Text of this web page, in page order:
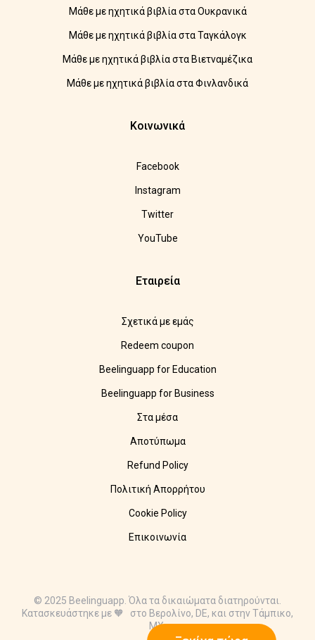
Μάθε με ηχητικά βιβλία στα Ουκρανικά
Μάθε με ηχητικά βιβλία στα Ταγκάλογκ
Μάθε με ηχητικά βιβλία στα Βιετναμέζικα
Μάθε με ηχητικά βιβλία στα Φινλανδικά
Κοινωνικά
Facebook
Instagram
Twitter
YouTube
Εταιρεία
Σχετικά με εμάς
Redeem coupon
Beelinguapp for Education
Beelinguapp for Business
Στα μέσα
Αποτύπωμα
Refund Policy
Πολιτική Απορρήτου
Cookie Policy
Επικοινωνία
© 2025 Beelinguapp. Όλα τα δικαιώματα διατηρούνται.
Κατασκευάστηκε με 🧡 στο Βερολίνο, DE, και στην Τάμπικο,
MX.